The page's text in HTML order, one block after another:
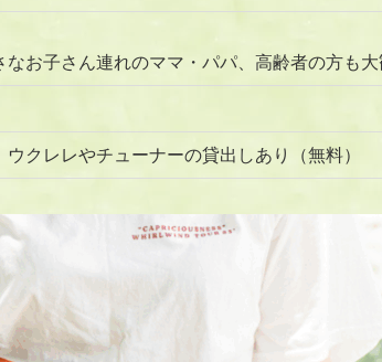
なお子さん連れのママ・パパ、高齢者の方も
クレレやチューナーの貸出しあり（無料）